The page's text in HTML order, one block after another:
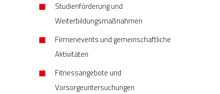
Studienförderung und
Weiterbildungsmaßnahmen
Firmenevents und gemeinschaftliche
Aktivitäten
Fitnessangebote und
Vorsorgeuntersuchungen